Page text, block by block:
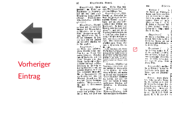
Vorheriger
Eintrag